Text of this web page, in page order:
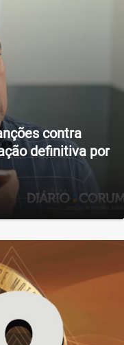
contra
definitiva por